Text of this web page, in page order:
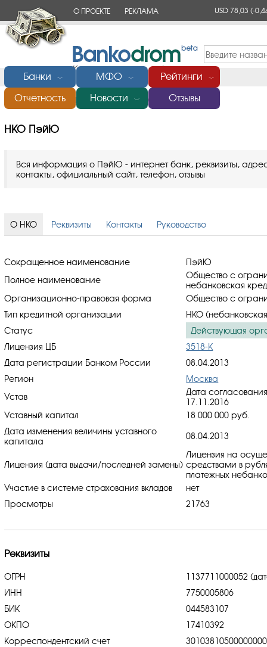
О ПРОЕКТЕ РЕКЛАМА USD 78,03(-
Банки ﹀ МФО ﹀ Рейтинги ﹀
Отчетность Новости ﹀ Отзывы
Главная/Банки России/НКО ПэйЮ
НКО ПэйЮ
Вся информация о ПэйЮ - интернет банк, реквизиты,
контакты, официальный сайт, телефон, отзывы
О НКО Реквизиты Контакты Руководство
Сокращенное наименование
ПэйЮ
Полное наименование
Общество с
небанковская
Организационно-правовая форма
Общество с
Тип кредитной организации
НКО
Статус
Действующая
Лицензия ЦБ
3518-К
Дата регистрации Банком России
08.04.2013
Регион
Москва
Устав
Дата
17.11.2016
Уставный капитал
18 000 000 руб.
Дата изменения величины уставного
капитала
08.04.2013
Лицензия (дата выдачи/последней замены)
Лицензия на
средствами в
платежных
Участие в системе страхования вкладов
нет
Просмотры
21763
Реквизиты
ОГРН
1137711000052
ИНН
7750005806
БИК
044583107
ОКПО
17410392
Корреспондентский счет